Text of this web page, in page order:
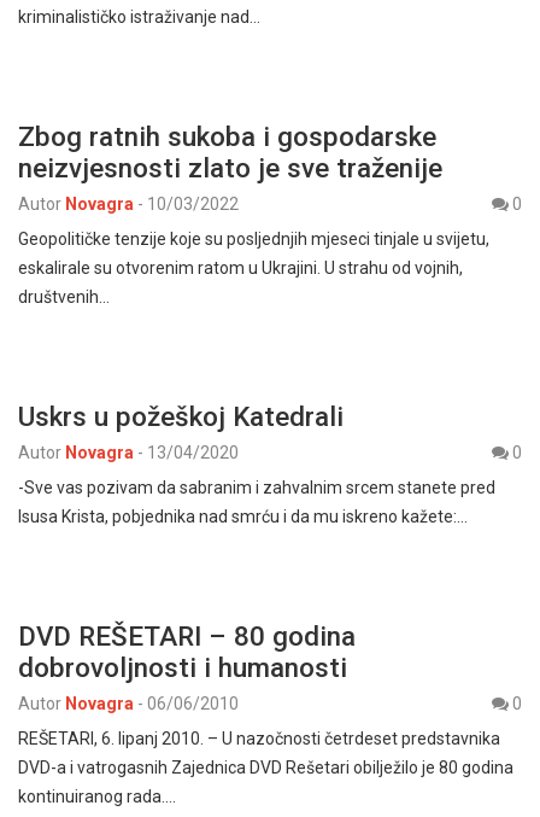
kriminalističko istraživanje nad…
Zbog ratnih sukoba i gospodarske
neizvjesnosti zlato je sve traženije
Autor Novagra - 10/03/2022
0
Geopolitičke tenzije koje su posljednjih mjeseci tinjale u svijetu,
eskalirale su otvorenim ratom u Ukrajini. U strahu od vojnih,
društvenih…
Uskrs u požeškoj Katedrali
Autor Novagra - 13/04/2020
0
-Sve vas pozivam da sabranim i zahvalnim srcem stanete pred
Isusa Krista, pobjednika nad smrću i da mu iskreno kažete:…
DVD REŠETARI – 80 godina
dobrovoljnosti i humanosti
Autor Novagra - 06/06/2010
0
REŠETARI, 6. lipanj 2010. – U nazočnosti četrdeset predstavnika
DVD-a i vatrogasnih Zajednica DVD Rešetari obilježilo je 80 godina
kontinuiranog rada.…